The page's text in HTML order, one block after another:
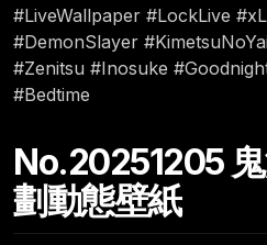
#LiveWallpaper #LockLive
#DemonSlayer
#Zenitsu #Inosuke
#Bedtime
No.20251205
劃動態壁紙